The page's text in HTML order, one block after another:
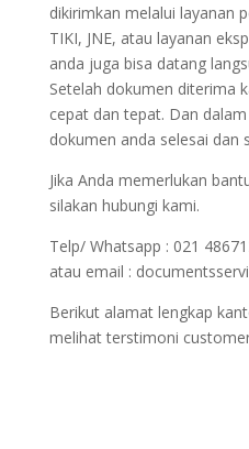
dikirimkan melalui layanan
TIKI, JNE, atau layanan
anda juga bisa datang
Setelah dokumen diterima
cepat dan tepat. Dan
dokumen anda selesai dan
Jika Anda memerlukan
silakan hubungi kami.
Telp/ Whatsapp : 021
atau email :
Berikut alamat lengkap
melihat terstimoni